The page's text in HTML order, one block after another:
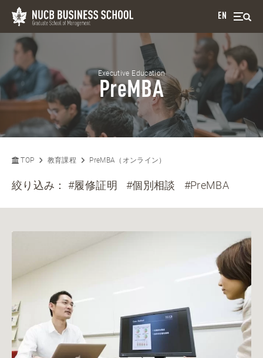
EN
Executive Education
PreMBA
TOP 教育課程 PreMBA（オンライン）
絞り込み：#履修証明 #個別相談 #PreMBA